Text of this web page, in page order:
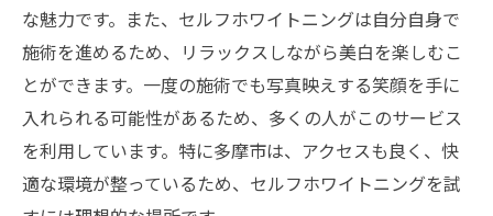
な魅力です。また、セルフホワイトニングは自分自身で
施術を進めるため、リラックスしながら美白を楽しむこ
とができます。一度の施術でも写真映えする笑顔を手に
入れられる可能性があるため、多くの人がこのサービス
を利用しています。特に多摩市は、アクセスも良く、快
適な環境が整っているため、セルフホワイトニングを試